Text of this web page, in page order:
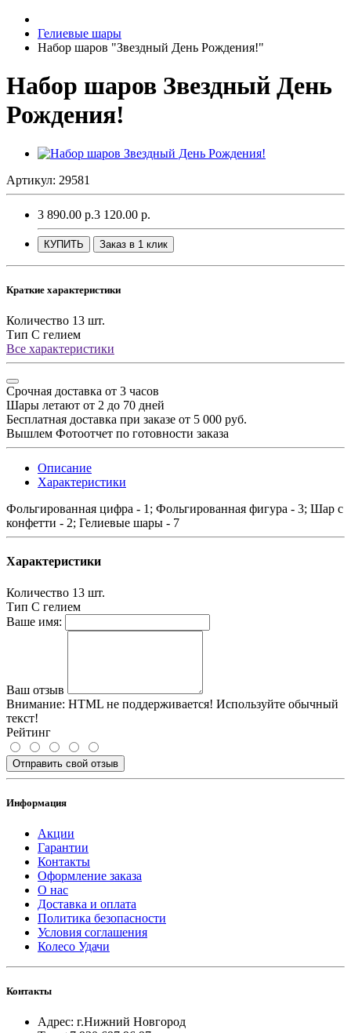
Гелиевые шары
Набор шаров "Звездный День Рождения!"
Набор шаров Звездный День
Рождения!
Артикул: 29581
3 890.00 р.3 120.00 р.
КУПИТЬ Заказ в 1 клик
Краткие характеристики
Количество 13 шт.
Тип С гелием
Все характеристики
Срочная доставка от 3 часов
Шары летают от 2 до 70 дней
Бесплатная доставка при заказе от 5 000 руб.
Вышлем Фотоотчет по готовности заказа
Описание
Характеристики
Фольгированная цифра - 1; Фольгированная фигура - 3; Шар с
конфетти - 2; Гелиевые шары - 7
Характеристики
Количество 13 шт.
Тип С гелием
Ваше имя:
Ваш отзыв
Внимание: HTML не поддерживается! Используйте обычный
текст!
Рейтинг
Отправить свой отзыв
Информация
Акции
Гарантии
Контакты
Оформление заказа
О нас
Доставка и оплата
Политика безопасности
Условия соглашения
Колесо Удачи
Контакты
Адрес: г.Нижний Новгород